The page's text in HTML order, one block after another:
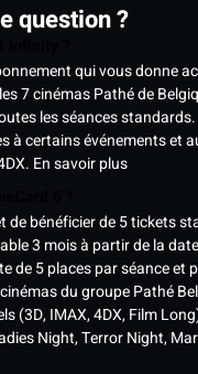
question ?
qui vous donne
7 cinémas Pathé de
les séances
à certains événements et
En savoir plus
de bénéficier de 5 tickets
3 mois à partir de la
de 5 places par séance et
du groupe Pathé
(3D, IMAX, 4DX, Film
Night, Terror Night,